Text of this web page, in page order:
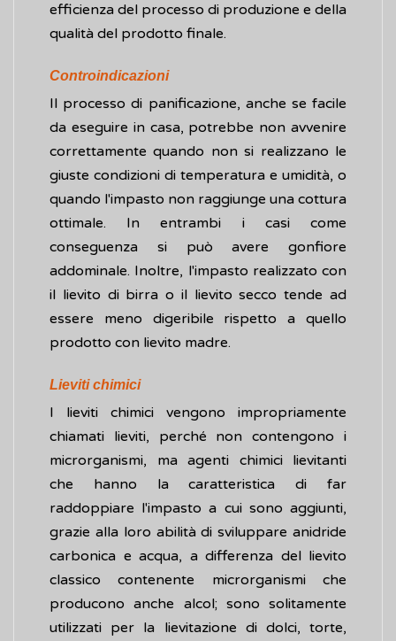
efficienza del processo di produzione e della
qualità del prodotto finale.
Controindicazioni
Il processo di panificazione, anche se facile
da eseguire in casa, potrebbe non avvenire
correttamente quando non si realizzano le
giuste condizioni di temperatura e umidità, o
quando l'impasto non raggiunge una cottura
ottimale. In entrambi i casi come
conseguenza si può avere gonfiore
addominale. Inoltre, l'impasto realizzato con
il lievito di birra o il lievito secco tende ad
essere meno digeribile rispetto a quello
prodotto con lievito madre.
Lieviti chimici
I lieviti chimici vengono impropriamente
chiamati lieviti, perché non contengono i
microrganismi, ma agenti chimici lievitanti
che hanno la caratteristica di far
raddoppiare l'impasto a cui sono aggiunti,
grazie alla loro abilità di sviluppare anidride
carbonica e acqua, a differenza del lievito
classico contenente microrganismi che
producono anche alcol; sono solitamente
utilizzati per la lievitazione di dolci, torte,